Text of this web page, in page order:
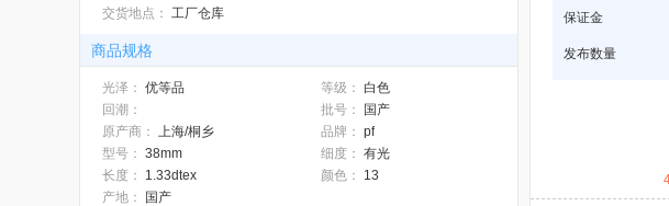
交货地点： 工厂仓库
商品规格
光泽： 优等品 等级：
白色
回潮：
批号：
国产
原产商： 上海/桐乡 品牌： pf
型号： 38mm 细度： 有光
长度：
1.33dtex 颜色：
13
产地：
国产
保证金
发布数量